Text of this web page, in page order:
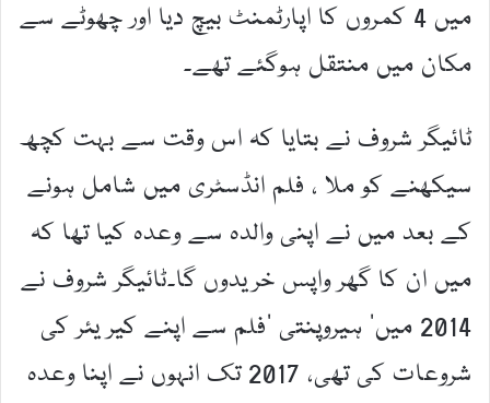
میں 4 کمروں کا اپارٹمنٹ بیچ دیا اور چھوٹے سے
مکان میں منتقل ہوگئے تھے۔
ٹائیگر شروف نے بتایا کہ اس وقت سے بہت کچھ
سیکھنے کو ملا ، فلم انڈسٹری میں شامل ہونے
کے بعد میں نے اپنی والدہ سے وعدہ کیا تھا کہ
میں ان کا گھر واپس خریدوں گا۔ٹائیگر شروف نے
2014 میں’ ہیروپنتی ‘فلم سے اپنے کیر یئر کی
شروعات کی تھی، 2017 تک انہوں نے اپنا وعدہ